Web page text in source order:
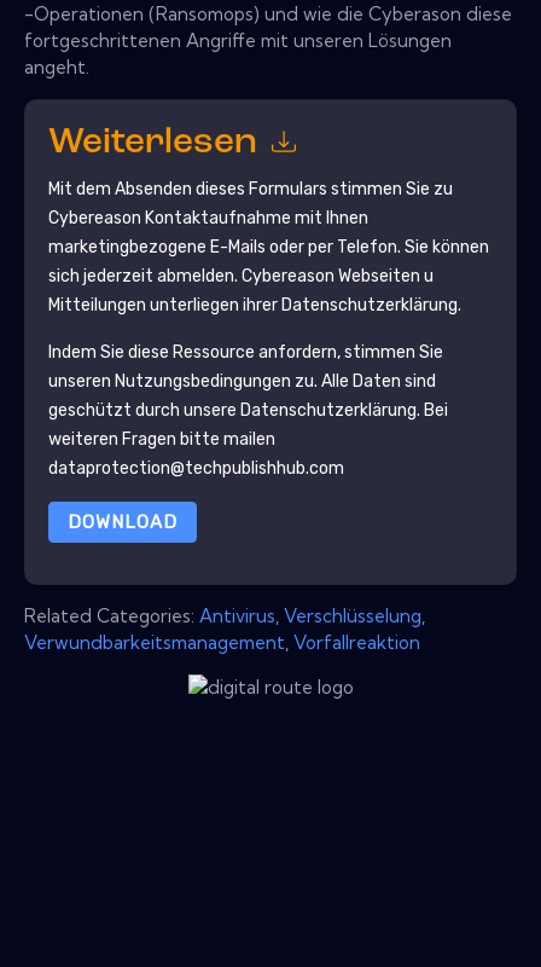
-Operationen (Ransomops) und wie die Cyberason diese
fortgeschrittenen Angriffe mit unseren Lösungen
angeht.
Weiterlesen
Mit dem Absenden dieses Formulars stimmen Sie zu
Cybereason Kontaktaufnahme mit Ihnen
marketingbezogene E-Mails oder per Telefon. Sie können
sich jederzeit abmelden. Cybereason Webseiten u
Mitteilungen unterliegen ihrer Datenschutzerklärung.
Indem Sie diese Ressource anfordern, stimmen Sie
unseren Nutzungsbedingungen zu. Alle Daten sind
geschützt durch unsere Datenschutzerklärung. Bei
weiteren Fragen bitte mailen
dataprotection@techpublishhub.com
DOWNLOAD
Related Categories: Antivirus Verschlüsselung
Verwundbarkeitsmanagement Vorfallreaktion